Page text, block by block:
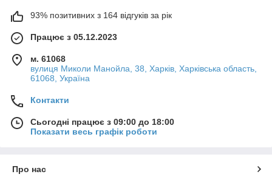
93% позитивних з 164 відгуків за рік
Працює з 05.12.2023
м. 61068
вулиця Миколи Манойла, 38, Харків, Харківська область,
61068, Україна
Контакти
Сьогодні працює з 09:00 до 18:00
Показати весь графік роботи
Про нас